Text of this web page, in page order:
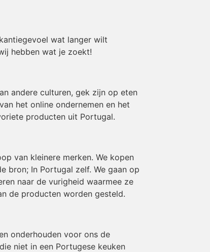
wat langer wilt
hebben wat je zoekt!
andere culturen, gek zijn op eten
het online ondernemen en het
producten uit Portugal.
van kleinere merken. We kopen
bron; In Portugal zelf. We gaan op
naar de vurigheid waarmee ze
de producten worden gesteld.
onderhouden voor ons de
niet in een Portugese keuken